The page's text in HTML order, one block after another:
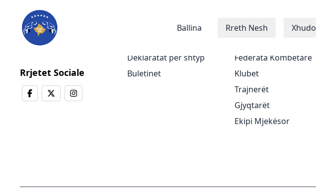
Ballina Rreth Nesh Xhudo
Rrjetet Sociale
Deklaratat për shtyp
Buletinet
Xhudistët
Federata Kombëtare
Klubet
Trajnerët
Gjyqtarët
Ekipi Mjekësor